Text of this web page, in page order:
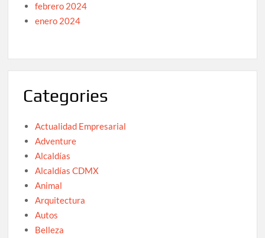
febrero 2024
enero 2024
Categories
Actualidad Empresarial
Adventure
Alcaldías
Alcaldías CDMX
Animal
Arquitectura
Autos
Belleza